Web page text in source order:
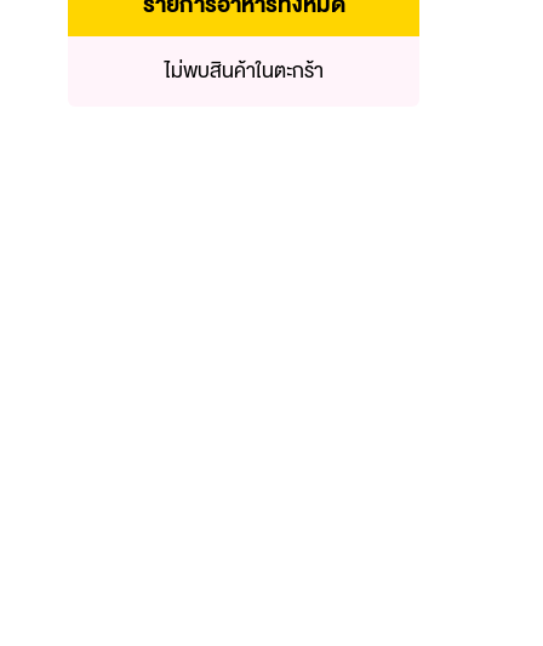
ไม่พบสินค้าในตะกร้า